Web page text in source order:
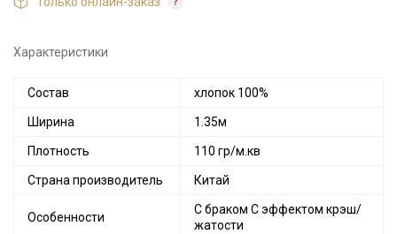
Характеристики
Состав хлопок 100%
Ширина 1.35м
Плотность 110 гр/м.кв
Страна производитель Китай
Особенности
С браком С эффектом крэш/
жатости